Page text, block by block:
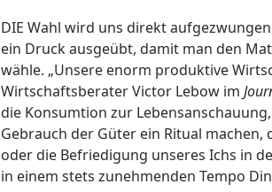
DIE Wahl wird uns direkt
ein Druck ausgeübt, damit man den
wähle. „Unsere enorm produktive
Wirtschaftsberater Victor Lebow im
die Konsumtion zur
Gebrauch der Güter ein Ritual
oder die Befriedigung unseres Ichs in
in einem stets zunehmenden Tempo